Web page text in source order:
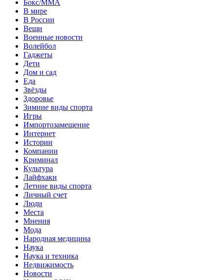
Бокс/MMA
В мире
В России
Вещи
Военные новости
Волейбол
Гаджеты
Дети
Дом и сад
Еда
Звёзды
Здоровье
Зимние виды спорта
Игры
Импортозамещение
Интернет
Истории
Компании
Криминал
Культура
Лайфхаки
Летние виды спорта
Личный счет
Люди
Места
Мнения
Мода
Народная медицина
Наука
Наука и техника
Недвижимость
Новости